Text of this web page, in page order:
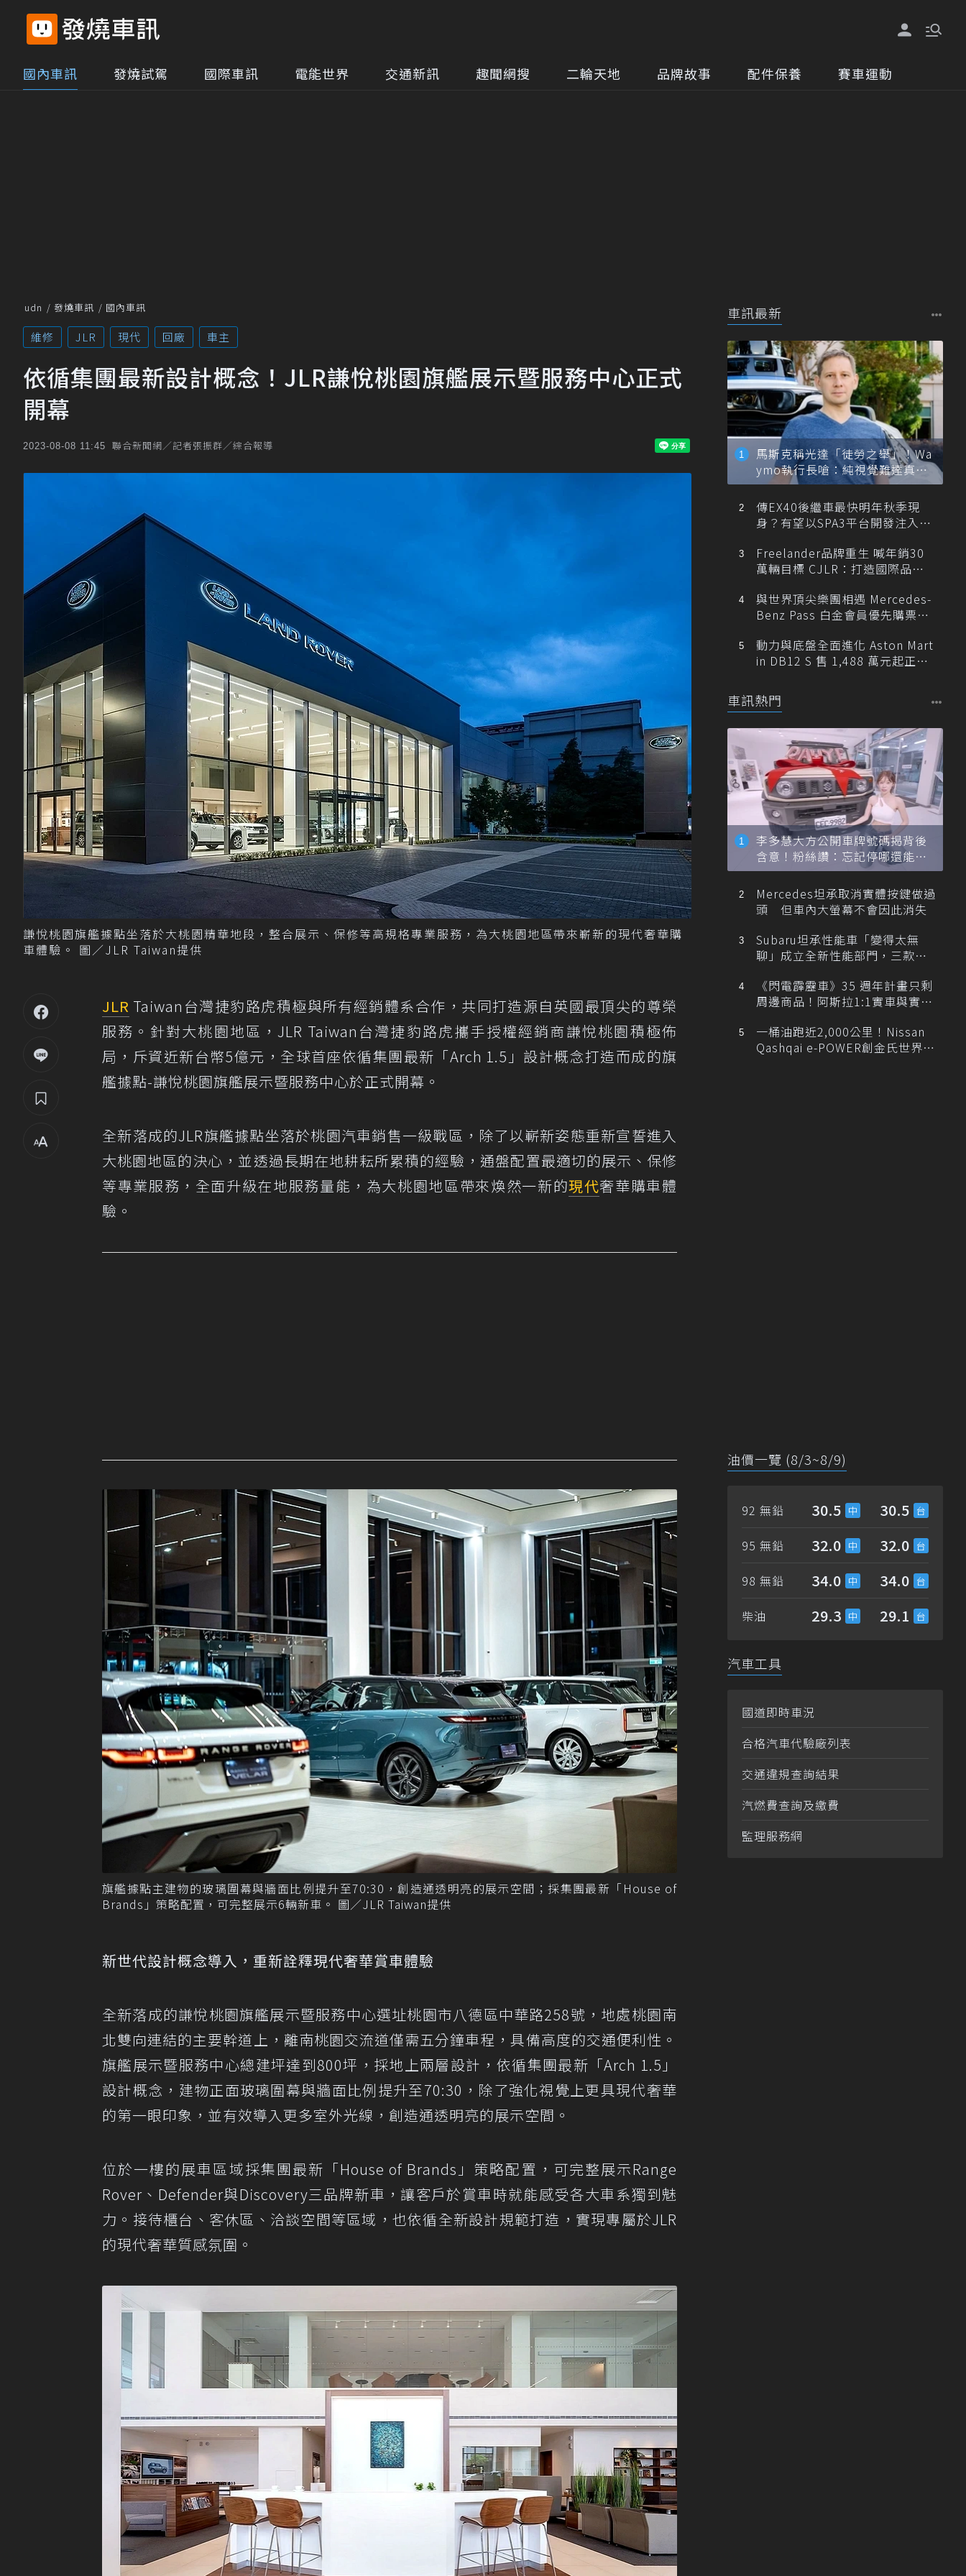
國內車訊 發燒試駕 國際車訊 電能世界 交通新訊 趣聞網搜 二輪天地 品牌故事 配件保養 賽車運動
udn 發燒車訊 國內車訊
維修 JLR 現代 回廠 車主
依循集團最新設計概念！JLR謙悅桃園旗艦展示暨服務中心正式
開幕
2023-08-08 11:45 聯合新聞網／記者張振群／綜合報導
謙悅桃園旗艦據點坐落於大桃園精華地段，整合展示、保修等高規格專業服務，為大桃園地區帶來嶄新的現代奢華購
車體驗。 圖／JLR Taiwan提供
JLR Taiwan台灣捷豹路虎積極與所有經銷體系合作，共同打造源自英國最頂尖的尊榮
服務。針對大桃園地區，JLR Taiwan台灣捷豹路虎攜手授權經銷商謙悅桃園積極佈
局，斥資近新台幣5億元，全球首座依循集團最新「Arch 1.5」設計概念打造而成的旗
艦據點-謙悅桃園旗艦展示暨服務中心於正式開幕。
全新落成的JLR旗艦據點坐落於桃園汽車銷售一級戰區，除了以嶄新姿態重新宣誓進入
大桃園地區的決心，並透過長期在地耕耘所累積的經驗，通盤配置最適切的展示、保修
等專業服務，全面升級在地服務量能，為大桃園地區帶來煥然一新的現代奢華購車體
驗。
旗艦據點主建物的玻璃圍幕與牆面比例提升至70:30，創造通透明亮的展示空間；採集團最新「House of
Brands」策略配置，可完整展示6輛新車。 圖／JLR Taiwan提供
新世代設計概念導入，重新詮釋現代奢華賞車體驗
全新落成的謙悅桃園旗艦展示暨服務中心選址桃園市八德區中華路258號，地處桃園南
北雙向連結的主要幹道上，離南桃園交流道僅需五分鐘車程，具備高度的交通便利性。
旗艦展示暨服務中心總建坪達到800坪，採地上兩層設計，依循集團最新「Arch 1.5」
設計概念，建物正面玻璃圍幕與牆面比例提升至70:30，除了強化視覺上更具現代奢華
的第一眼印象，並有效導入更多室外光線，創造通透明亮的展示空間。
位於一樓的展車區域採集團最新「House of Brands」策略配置，可完整展示Range
Rover、Defender與Discovery三品牌新車，讓客戶於賞車時就能感受各大車系獨到魅
力。接待櫃台、客休區、洽談空間等區域，也依循全新設計規範打造，實現專屬於JLR
的現代奢華質感氛圍。
車訊最新
馬斯克稱光達「徒勞之舉」！Wa
ymo執行長嗆：純視覺難達真正
自動駕駛
傳EX40後繼車最快明年秋季現
身？有望以SPA3平台開發注入80
Freelander品牌重生 喊年銷30
萬輛目標 CJLR：打造國際品牌
與世界頂尖樂團相遇 Mercedes-
Benz Pass 白金會員優先購票維
動力與底盤全面進化 Aston Mart
in DB12 S 售 1,488 萬元起正式
車訊熱門
李多慧大方公開車牌號碼揭背後
含意！粉絲讚：忘記停哪還能幫
忙找車
Mercedes坦承取消實體按鍵做過
頭 但車內大螢幕不會因此消失
Subaru坦承性能車「變得太無
聊」成立全新性能部門，三款手
《閃電霹靂車》35 週年計畫只剩
周邊商品！阿斯拉1:1實車與實體
一桶油跑近2,000公里！Nissan
Qashqai e-POWER創金氏世界紀
油價一覽 (8/3~8/9)
92 無鉛 30.5 30.5
95 無鉛 32.0 32.0
98 無鉛 34.0 34.0
柴油 29.3 29.1
汽車工具
國道即時車況
合格汽車代驗廠列表
交通違規查詢結果
汽燃費查詢及繳費
監理服務網